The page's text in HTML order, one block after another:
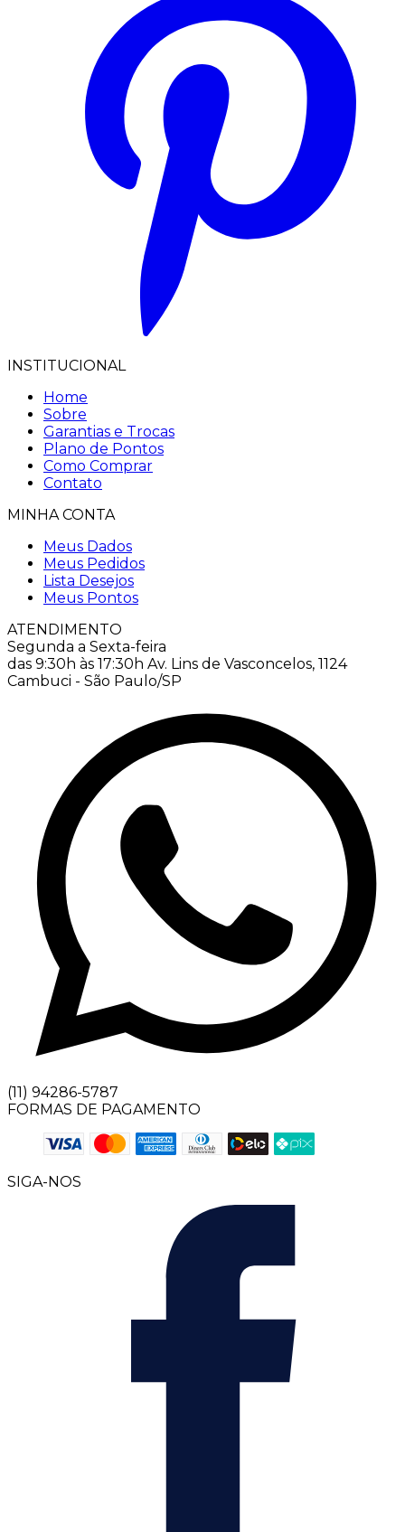
INSTITUCIONAL
Home
Sobre
Garantias e Trocas
Plano de Pontos
Como Comprar
Contato
MINHA CONTA
Meus Dados
Meus Pedidos
Lista Desejos
Meus Pontos
ATENDIMENTO
Segunda a Sexta-feira
das 9:30h às 17:30h Av. Lins de Vasconcelos, 1124
Cambuci - São Paulo/SP
(11) 94286-5787
FORMAS DE PAGAMENTO
SIGA-NOS